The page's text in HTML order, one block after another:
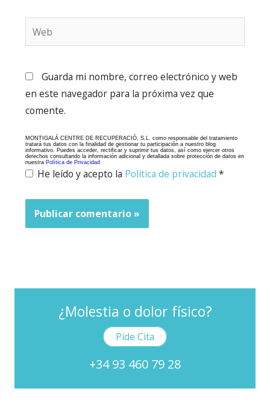
Web
Guarda mi nombre, correo electrónico y web
en este navegador para la próxima vez que
comente.
MONTIGALÁ CENTRE DE RECUPERACIÓ, S.L. como responsable del tratamiento
tratará tus datos con la finalidad de gestionar tu participación a nuestro blog
informativo. Puedes acceder, rectificar y suprimir tus datos, así como ejercer otros
derechos consultando la información adicional y detallada sobre protección de datos en
nuestra Política de Privacidad
He leído y acepto la Política de privacidad *
¿Molestia o dolor físico?
Pide Cita
+34 93 460 79 28